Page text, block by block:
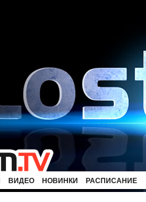
ВИДЕО НОВИНКИ РАСПИСАНИЕ